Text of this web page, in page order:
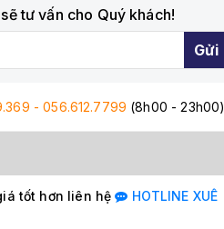
tư vấn cho Quý khách!
Gửi
- 056.612.7799 (8h00 - 23h00)
tốt hơn liên hệ HOTLINE XUÊ